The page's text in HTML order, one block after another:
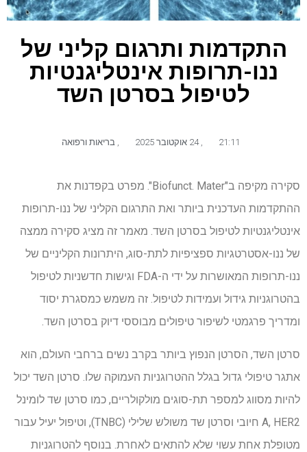
התקדמות ותרגום קליני של
ננו-תרופות אינטליגנטיות
לטיפול בסרטן השד
21:11 24 אוקטובר 2025 בריאות ורפואה
סקירה מקיפה ב"Biofunct. Mater". מפרט בקפדנות את
ההתקדמות העדכנית ביותר ואת התרגום הקליני של ננו-תרופות
אינטליגנטיות לטיפול בסרטן השד. מאמר זה מציג סקירה ממצה
של ננו-אסטרטגיות ספציפיות לתת-סוג, היתרונות הקליניים של
ננו-תרופות המאושרות על ידי ה-FDA וגישות חדשניות לטיפול
בהטרוגניות גידול ועמידות לטיפול. זה משמש כמסגרת יסוד
ומדריך פרגמטי לשיפור טיפולים מבוססי דיוק בסרטן השד.
סרטן השד, הסרטן הנפוץ ביותר בקרב נשים ברחבי העולם, הוא
אתגר טיפולי גדול בגלל ההטרוגניות העמוקה שלו. סרטן השד יכול
להיות מסווג למספר תת-סוגים מולקולריים, כמו סרטן שד לומינל
A, HER2 חיובי וסרטן שד משולש שלילי (TNBC), וטיפול יעיל עבור
מטופלת אחת עשוי שלא להתאים לאחרת. בנוסף להטרוגניות